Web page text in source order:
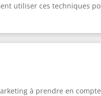
utiliser ces techniques
à prendre en